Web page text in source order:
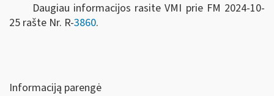
Daugiau informacijos rasite VMI prie FM 2024-10-
25 rašte Nr. R-3860.
Informaciją parengė